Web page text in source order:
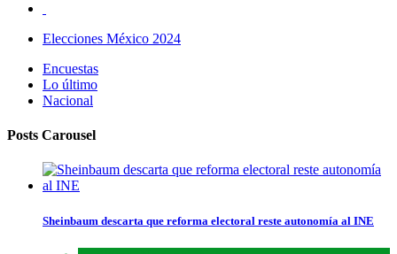
Elecciones México 2024
Encuestas
Lo último
Nacional
Posts Carousel
Sheinbaum descarta que reforma electoral reste autonomía al INE